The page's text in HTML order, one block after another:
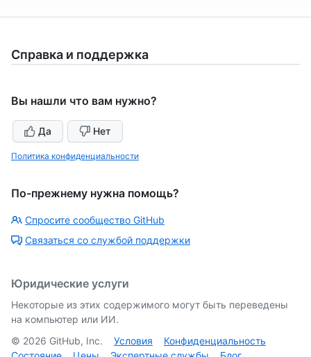
Справка и поддержка
Вы нашли что вам нужно?
Да Нет
Политика конфиденциальности
По-прежнему нужна помощь?
Спросите сообщество GitHub
Связаться со службой поддержки
Юридические услуги
Некоторые из этих содержимого могут быть переведены
на компьютер или ИИ.
© 2026 GitHub, Inc. Условия
Конфиденциальность